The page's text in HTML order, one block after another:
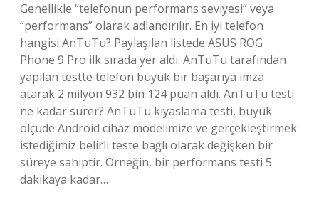
Genellikle “telefonun performans seviyesi” veya
“performans” olarak adlandırılır. En iyi telefon
hangisi AnTuTu? Paylaşılan listede ASUS ROG
Phone 9 Pro ilk sırada yer aldı. AnTuTu tarafından
yapılan testte telefon büyük bir başarıya imza
atarak 2 milyon 932 bin 124 puan aldı. AnTuTu testi
ne kadar sürer? AnTuTu kıyaslama testi, büyük
ölçüde Android cihaz modelimize ve gerçekleştirmek
istediğimiz belirli teste bağlı olarak değişken bir
süreye sahiptir. Örneğin, bir performans testi 5
dakikaya kadar…